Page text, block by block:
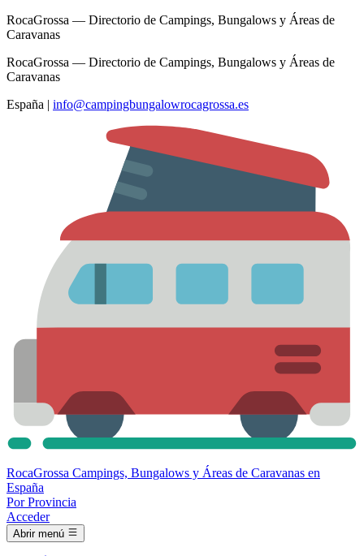
RocaGrossa — Directorio de Campings, Bungalows y Áreas de
Caravanas
RocaGrossa — Directorio de Campings, Bungalows y Áreas de
Caravanas
España | info@campingbungalowrocagrossa.es
RocaGrossa Campings, Bungalows y Áreas de Caravanas en
España
Por Provincia
Acceder
Abrir menú